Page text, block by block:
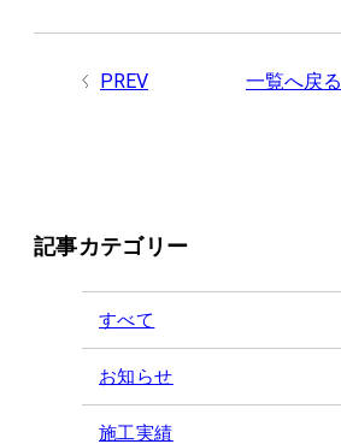
記事カテゴリー
すべて
お知らせ
施工実績
PREV 一覧へ戻る